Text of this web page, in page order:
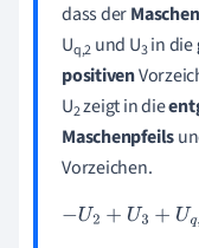
dass der
Uq,2 und U3in die
positiven
U2zeigt in die
Maschenpfeils
Vorzeichen.
-U2+U3+ Uq 2= 0